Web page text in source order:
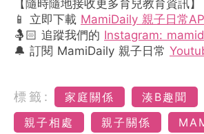
【隨時隨地接收更多育兒教育資訊】
📱 立即下載 MamiDaily 親子日常
🤱🏻 追蹤我們的 Instagram:
🔔 訂閱 MamiDaily 親子日常
標籤: 家庭關係 湊B趣聞
親子相處
親子關係